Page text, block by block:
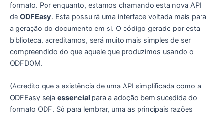
formato. Por enquanto, estamos chamando esta nova API
de ODFEasy. Esta possuirá uma interface voltada mais para
a geração do documento em si. O código gerado por esta
biblioteca, acreditamos, será muito mais simples de ser
compreendido do que aquele que produzimos usando o
ODFDOM.
(Acredito que a existência de uma API simplificada como a
ODFEasy seja essencial para a adoção bem sucedida do
formato ODF. Só para lembrar, uma as principais razões